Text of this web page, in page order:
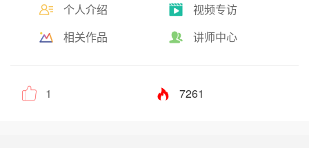
个人介绍
视频专访
相关作品
讲师中心
1 7261